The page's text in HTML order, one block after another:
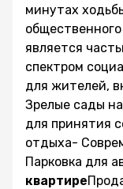
минутах
является
спектром
для жителей,
Зрелые сады
для принятия
отдыха-
Парковка для
квартире